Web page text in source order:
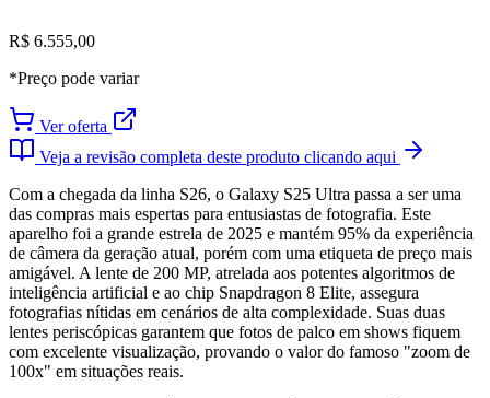
R$ 6.555,00
*Preço pode variar
Ver oferta
Veja a revisão completa deste produto clicando aqui
Com a chegada da linha S26, o Galaxy S25 Ultra passa a ser uma
das compras mais espertas para entusiastas de fotografia. Este
aparelho foi a grande estrela de 2025 e mantém 95% da experiência
de câmera da geração atual, porém com uma etiqueta de preço mais
amigável. A lente de 200 MP, atrelada aos potentes algoritmos de
inteligência artificial e ao chip Snapdragon 8 Elite, assegura
fotografias nítidas em cenários de alta complexidade. Suas duas
lentes periscópicas garantem que fotos de palco em shows fiquem
com excelente visualização, provando o valor do famoso "zoom de
100x" em situações reais.